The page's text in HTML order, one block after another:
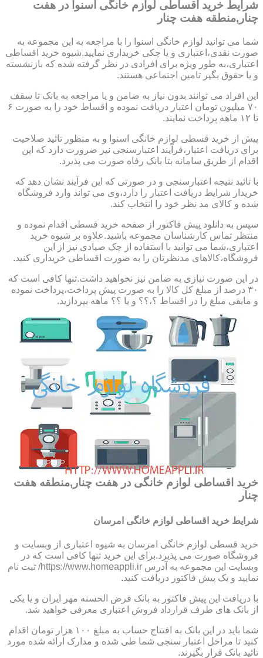
شرایط خرید اقساطی لوازم خانگی اسنوا در هفت
چنار,منطقه هفت چنار
شما می توانید لوازم خانگی اسنوا را با مراجعه به این مجموعه به
صورت نقدی،اعتباری و یا چکی خریداری نمایید.شیوه خرید اقساطی
اعتباری،به طور ویژه برای افرادی در نظر گرفته شده که بازنشسته
و یا حقوق بگیر تامین اجتماعی هستند.
این افراد می توانند بدون نیاز به ضامن و یا مراجعه به بانک تا سقف
۷۰ میلیون تومان اعتبار دریافت نموده و اقساط خود را به صورت ۶
تا ۱۲ ماهه پرداخت نمایند.
پیش از خرید قسطی لوازم خانگی اسنوا و به منظور تائید صلاحیت
برای دریافت اعتبار،فرآیند اعتبارسنجی نیز ضرورت دارد که این
اقدام از طریق سامانه بتا بانک رفاه صورت می پذیرد.
با تائید نتیجه اعتبارسنجی و در صورتی که این فرآیند نشان دهد که
خریدار شرایط دریافت اعتبار را دارد،وی می تواند وارد فروشگاه
شده و کالای مد نظر خود را انتخاب کند.
سپس به دانلود پیش فاکتور از صفحه خرید قسطی اقدام نموده و
منتظر تماس کارشناسان مجموعه باشید.علاوه بر شیوه خرید
اعتباری،شما می توانید با استفاده از چک صیادی نیز از این
فروشگاه،کالاهای مدنظرتان را به صورت اقساطی خریداری کنید.
در این صورت نیازی به ضامن نیز نخواهید داشت.تنها کافی است که
۳۰ درصد از مبلغ کل کالا را به صورت پیش پرداخت،پرداخت نموده
و مابقی مبلغ را در اقساط ؟،؟؟ و یا ؟؟ ماهه بپردازید.
خرید اقساطی لوازم خانگی در هفت چنار,منطقه هفت
چنار
شرایط خرید اقساطی لوازم خانگی امرسان
خرید قسطی لوازم خانگی امرسان به شیوه اعتباری از وبسایت و
فروشگاه صورت می پذیرد.برای این خرید تنها کافی است که در
وبسایت این مجموعه به آدرس https://www.homeappli.ir/ ثبت نام
نمایید و یک پیش فاکتور دریافت کنید.
با دریافت این پیش فاکتور به بانک قرض الحسنه مهر ایران و یا یکی
از بانک های طرف قرارداد فروش اعتباری معرفی خواهید شد.
شما باید در این بانک به افتتاح حساب به مبلغ ۱۰۰ هزار تومان اقدام
کنید تا مراحل اعتبار سنجی شما طی شده و مدارک ارائه شده مورد
تائید بانک قرار بگیرند.